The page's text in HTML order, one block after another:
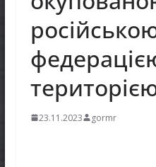
23.11.2023 gormr